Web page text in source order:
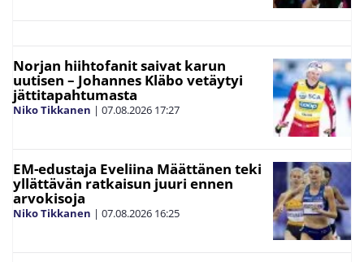
Norjan hiihtofanit saivat karun
uutisen – Johannes Kläbo vetäytyi
jättitapahtumasta
Niko Tikkanen | 07.08.2026 17:27
EM-edustaja Eveliina Määttänen teki
yllättävän ratkaisun juuri ennen
arvokisoja
Niko Tikkanen | 07.08.2026 16:25